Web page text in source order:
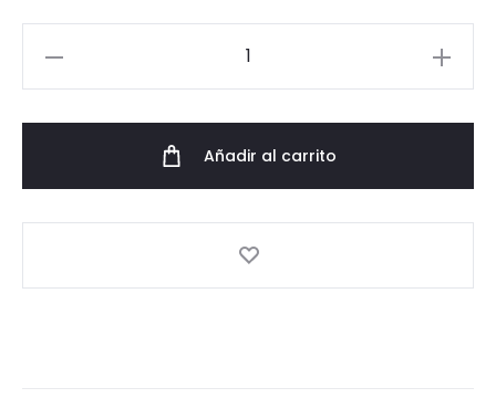
Añadir al carrito